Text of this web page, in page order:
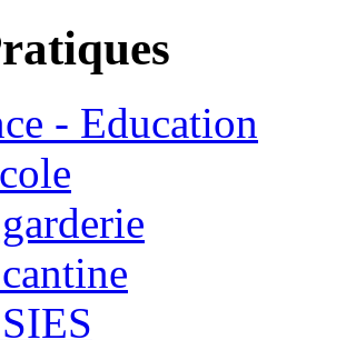
- Education